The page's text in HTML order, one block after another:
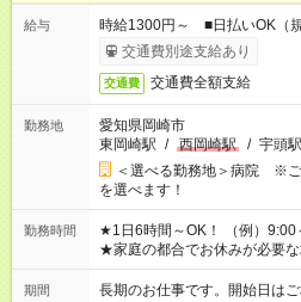
給与
時給1300円～ ■日払いOK（
交通費別途支給あり
交通費 交通費全額支給
勤務地
愛知県岡崎市
東岡崎駅 / 西岡崎駅 / 宇頭駅
＜選べる勤務地＞病院 ※
を選べます！
勤務時間
★1日6時間～OK！ （例）9:00
★家庭の都合でお休みが必要な
※シフトはご希望に合わせて調整可能です
1日7時間 ＊日勤のみ ＊土日休
期間 長期のお仕事です。開始日は